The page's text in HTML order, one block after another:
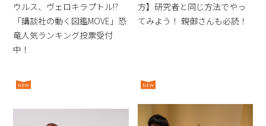
ウルス、ヴェロキラプトル!?
「講談社の動く図鑑MOVE」恐
竜人気ランキング投票受付
中！
方】研究者と同じ方法でやっ
てみよう！ 親御さんも必読！